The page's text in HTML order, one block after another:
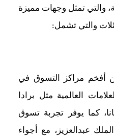
والتي تمثل وجهات مميزة
والتي تشمل:
أفخم مراكز التسوق في
العالمية مثل برادا
كما يوفر تجربة تسوق
عبدالعزيز، مع أجواء